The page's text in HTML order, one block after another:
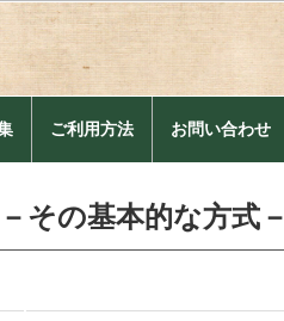
ご利用方法 お問い合わせ
その基本的な方式－